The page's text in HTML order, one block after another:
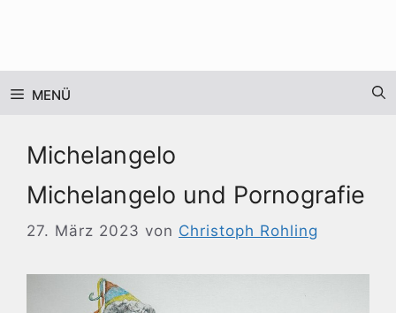
MENÜ
Michelangelo
Michelangelo und Pornografie
27. März 2023 von Christoph Rohling